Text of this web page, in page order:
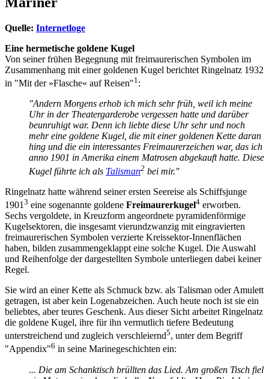
Quelle: Internetloge
Eine hermetische goldene Kugel
Von seiner frühen Begegnung mit freimaurerischen Symbolen im
Zusammenhang mit einer goldenen Kugel berichtet Ringelnatz 1932
in "Mit der »Flasche« auf Reisen"1:
"Andern Morgens erhob ich mich sehr früh, weil ich meine
Uhr in der Theatergarderobe vergessen hatte und darüber
beunruhigt war. Denn ich liebte diese Uhr sehr und noch
mehr eine goldene Kugel, die mit einer goldenen Kette daran
hing und die ein interessantes Freimaurerzeichen war, das ich
anno 1901 in Amerika einem Matrosen abgekauft hatte. Diese
Kugel führte ich als Talisman2 bei mir."
Ringelnatz hatte während seiner ersten Seereise als Schiffsjunge
1901 3 eine sogenannte goldene Freimaurerkugel4 erworben.
Sechs vergoldete, in Kreuzform angeordnete pyramidenförmige
Kugelsektoren, die insgesamt vierundzwanzig mit eingravierten
freimaurerischen Symbolen verzierte Kreissektor-Innenflächen
haben, bilden zusammengeklappt eine solche Kugel. Die Auswahl
und Reihenfolge der dargestellten Symbole unterliegen dabei keiner
Regel.
Sie wird an einer Kette als Schmuck bzw. als Talisman oder Amulett
getragen, ist aber kein Logenabzeichen. Auch heute noch ist sie ein
beliebtes, aber teures Geschenk. Aus dieser Sicht arbeitet Ringelnatz
die goldene Kugel, ihre für ihn vermutlich tiefere Bedeutung
unterstreichend und zugleich verschleiernd5, unter dem Begriff
"Appendix"6 in seine Marinegeschichten ein:
... Die am Schanktisch brüllten das Lied. Am großen Tisch fiel